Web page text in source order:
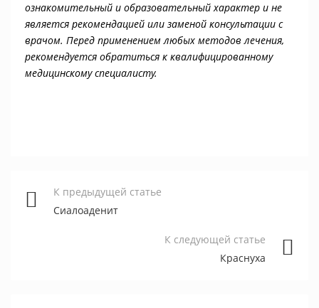
ознакомительный и образовательный характер и не
является рекомендацией или заменой консультации с
врачом. Перед применением любых методов лечения,
рекомендуется обратиться к квалифицированному
медицинскому специалисту.
К предыдущей статье
Сиалоаденит
К следующей статье
Краснуха